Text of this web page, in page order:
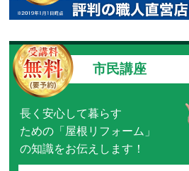
市民講座
長く安心して暮らす
ための「屋根リフォーム」
の知識をお伝えします！